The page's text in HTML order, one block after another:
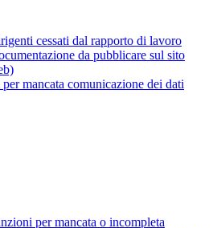
cessati dal rapporto di lavoro
da pubblicare sul sito
mancata comunicazione dei dati
per mancata o incompleta